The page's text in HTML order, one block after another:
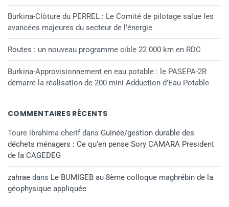
Burkina-Clôture du PERREL : Le Comité de pilotage salue les
avancées majeures du secteur de l’énergie
Routes : un nouveau programme cible 22 000 km en RDC
Burkina-Approvisionnement en eau potable : le PASEPA-2R
démarre la réalisation de 200 mini Adduction d’Eau Potable
COMMENTAIRES RÉCENTS
Toure ibrahima cherifdans Guinée/gestion durable des
déchets ménagers : Ce qu’en pense Sory CAMARA President
de la CAGEDEG
zahrae dans Le BUMIGEB au 8ème colloque maghrébin de la
géophysique appliquée